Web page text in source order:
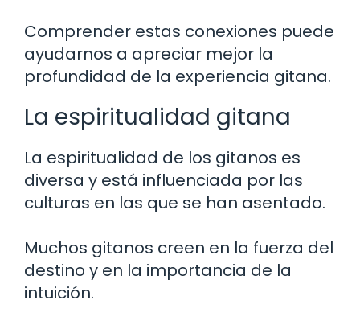
Comprender estas conexiones puede
ayudarnos a apreciar mejor la
profundidad de la experiencia gitana.
La espiritualidad gitana
La espiritualidad de los gitanos es
diversa y está influenciada por las
culturas en las que se han asentado.
Muchos gitanos creen en la fuerza del
destino y en la importancia de la
intuición.